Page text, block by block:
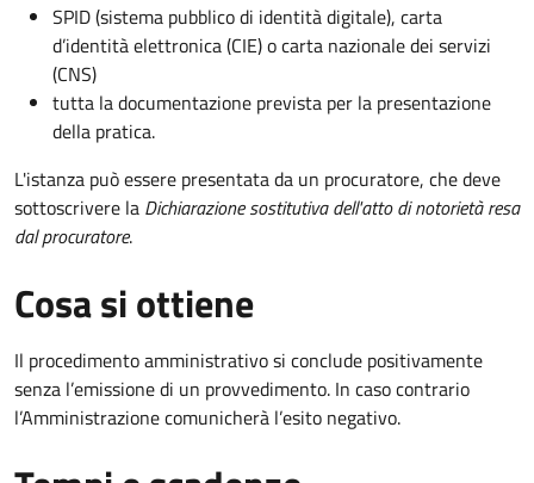
SPID (sistema pubblico di identità digitale), carta
d’identità elettronica (CIE) o carta nazionale dei servizi
(CNS)
tutta la documentazione prevista per la presentazione
della pratica.
L'istanza può essere presentata da un procuratore, che deve
sottoscrivere la Dichiarazione sostitutiva dell'atto di notorietà resa
dal procuratore.
Cosa si ottiene
Il procedimento amministrativo si conclude positivamente
senza l’emissione di un provvedimento. In caso contrario
l’Amministrazione comunicherà l’esito negativo.